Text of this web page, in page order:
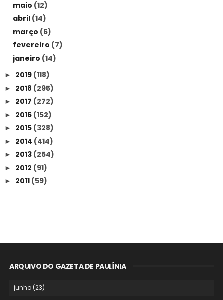
maio (12)
abril (14)
março (6)
fevereiro (7)
janeiro (14)
► 2019 (118)
► 2018 (295)
► 2017 (272)
► 2016 (152)
► 2015 (328)
► 2014 (414)
► 2013 (254)
► 2012 (91)
► 2011 (59)
ARQUIVO DO GAZETA DE PAULÍNIA